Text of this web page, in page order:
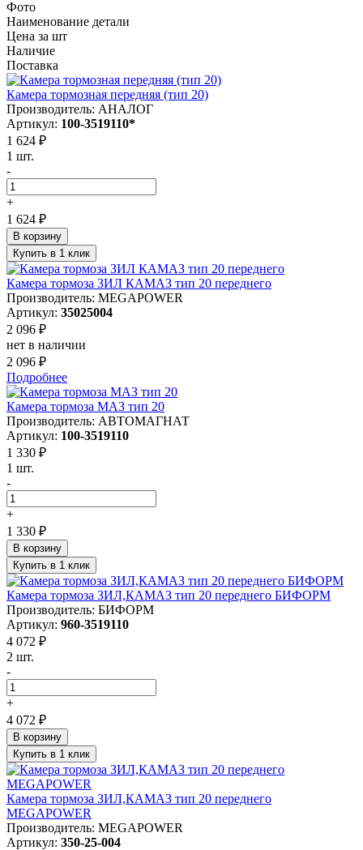
Фото
Наименование детали
Цена за шт
Наличие
Поставка
Камера тормозная передняя (тип 20)
Производитель: АНАЛОГ
Артикул: 100-3519110*
1 624 ₽
1 шт.
-
+
1 624 ₽
В корзину
Купить в 1 клик
Камера тормоза ЗИЛ КАМАЗ тип 20 переднего
Производитель: MEGAPOWER
Артикул: 35025004
2 096 ₽
нет в наличии
2 096 ₽
Подробнее
Камера тормоза МАЗ тип 20
Производитель: АВТОМАГНАТ
Артикул: 100-3519110
1 330 ₽
1 шт.
-
+
1 330 ₽
В корзину
Купить в 1 клик
Камера тормоза ЗИЛ,КАМАЗ тип 20 переднего БИФОРМ
Производитель: БИФОРМ
Артикул: 960-3519110
4 072 ₽
2 шт.
-
+
4 072 ₽
В корзину
Купить в 1 клик
Камера тормоза ЗИЛ,КАМАЗ тип 20 переднего
MEGAPOWER
Производитель: MEGAPOWER
Артикул: 350-25-004